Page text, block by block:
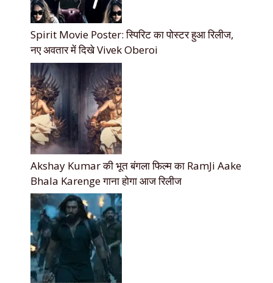
Spirit Movie Poster: स्पिरिट का पोस्टर हुआ रिलीज,
नए अवतार में दिखे Vivek Oberoi
Akshay Kumar की भूत बंगला फिल्म का RamJi Aake
Bhala Karenge गाना होगा आज रिलीज